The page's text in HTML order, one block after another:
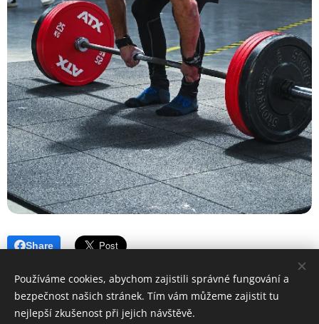
Share
Používáme cookies, abychom zajistili správné fungování a
bezpečnost našich stránek. Tím vám můžeme zajistit tu
nejlepší zkušenost při jejich návštěvě.